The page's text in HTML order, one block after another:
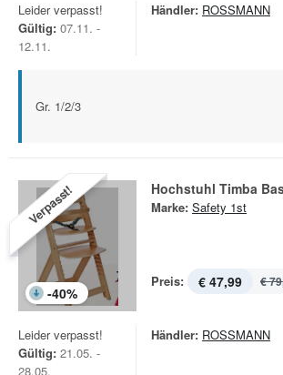
Leider verpasst!
Gültig: 07.11. -
12.11.
Händler: ROSSMANN
Gr. 1/2/3
Verpasst!
-40%
Hochstuhl Timba
Marke: Safety 1st
Preis: € 47,99 €
Leider verpasst!
Gültig: 21.05. -
28.05.
Händler: ROSSMANN